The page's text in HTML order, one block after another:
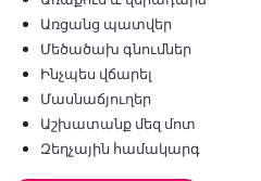
Առցանց պատվեր
Մեծածախ գնումներ
Ինչպես վճարել
Մասնաճյուղեր
Աշխատանք մեզ մոտ
Զեղչային համակարգ